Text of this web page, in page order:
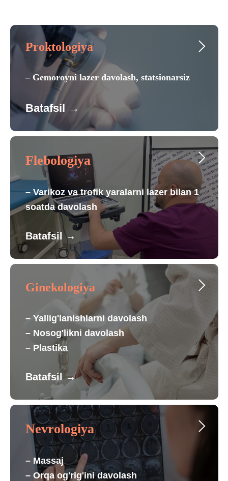
Proktologiya
– Gemoroyni lazer davolash, statsionarsiz
Batafsil →
Flebologiya
– Varikoz va trofik yaralarni lazer bilan 1
soatda davolash
Batafsil→
Ginekologiya
– Yallig'lanishlarni davolash
– Nosog'likni davolash
– Plastika
Batafsil→
Nevrologiya
– Massaj
– Orqa og'rig'ini davolash